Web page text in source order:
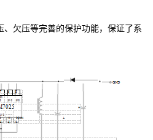
欠压等完善的保护功能，保证了系